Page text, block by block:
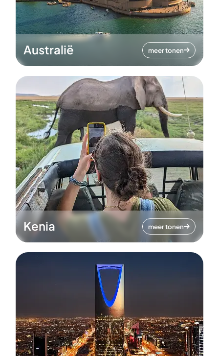
Australië meer tonen
Kenia meer tonen